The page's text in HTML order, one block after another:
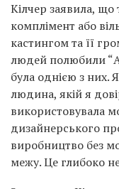
Кілчер заявила,
комплімент або
кастингом та її
людей полюбили
була однією з них.
людина, якій я
використовувала
дизайнерського
виробництво без
межу. Це глибоко